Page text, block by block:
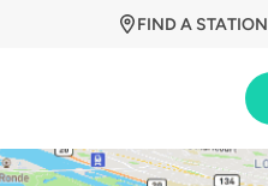
FIND A STATION